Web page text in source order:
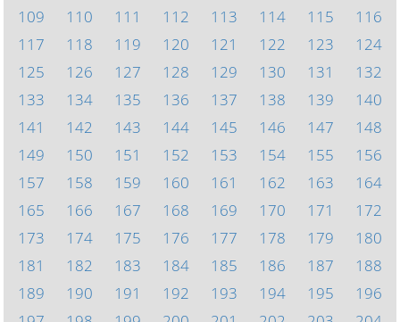
109
110 111 112 113 114 115
116
117
118 119 120 121 122 123
124
125
126 127 128 129 130 131
132
133
134 135 136 137 138 139
140
141
142 143 144 145 146 147
148
149
150 151 152 153 154 155
156
157
158 159 160 161 162 163
164
165
166 167 168 169 170 171
172
173
174 175 176 177 178 179
180
181
182 183 184 185 186 187
188
189
190 191 192 193 194 195
196